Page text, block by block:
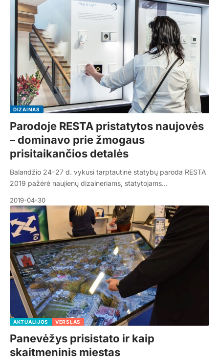
DIZAINAS
Parodoje RESTA pristatytos naujovės
– dominavo prie žmogaus
prisitaikančios detalės
Balandžio 24–27 d. vykusi tarptautinė statybų paroda RESTA
2019 pažėrė naujienų dizaineriams, statytojams…
2019-04-30
AKTUALIJOS VERSLAS
Panevėžys prisistato ir kaip
skaitmeninis miestas